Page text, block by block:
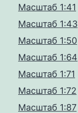
Масштаб 1:41
Масштаб 1:43
Масштаб 1:50
Масштаб 1:64
Масштаб 1:71
Масштаб 1:72
Масштаб 1:87